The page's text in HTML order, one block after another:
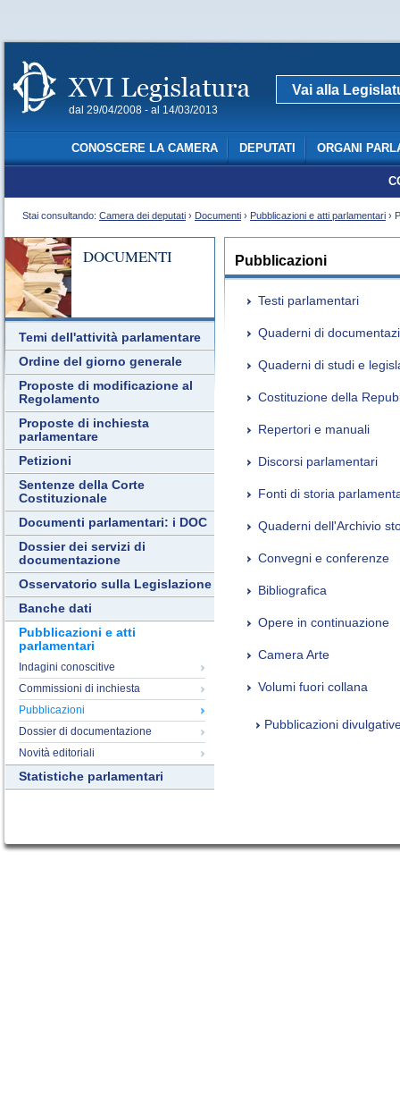
dal 29/04/2008 - al 14/03/2013
Vai alla
CONOSCERE LA CAMERA DEPUTATI ORGANI
Stai consultando: Camera dei deputati › Documenti › Pubblicazioni e atti parlamentari ›
DOCUMENTI
Temi dell'attività parlamentare
Ordine del giorno generale
Proposte di modificazione al
Regolamento
Proposte di inchiesta
parlamentare
Petizioni
Sentenze della Corte
Costituzionale
Documenti parlamentari: i DOC
Dossier dei servizi di
documentazione
Osservatorio sulla Legislazione
Banche dati
Pubblicazioni e atti
parlamentari
Indagini conoscitive
Commissioni di inchiesta
Pubblicazioni
Dossier di documentazione
Novità editoriali
Statistiche parlamentari
Pubblicazioni
Testi parlamentari
Quaderni di
Quaderni di studi e
Costituzione della
Repertori e manuali
Discorsi parlamentari
Fonti di storia
Quaderni dell'Archivio
Convegni e conferenze
Bibliografica
Opere in continuazione
Camera Arte
Volumi fuori collana
Pubblicazioni